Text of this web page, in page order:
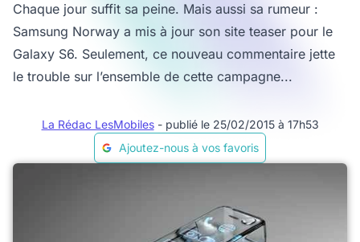
Chaque jour suffit sa peine. Mais aussi sa rumeur :
Samsung Norway a mis à jour son site teaser pour le
Galaxy S6. Seulement, ce nouveau commentaire jette
le trouble sur l’ensemble de cette campagne...
La Rédac LesMobiles - publié le 25/02/2015 à 17h53
Ajoutez-nous à vos favoris